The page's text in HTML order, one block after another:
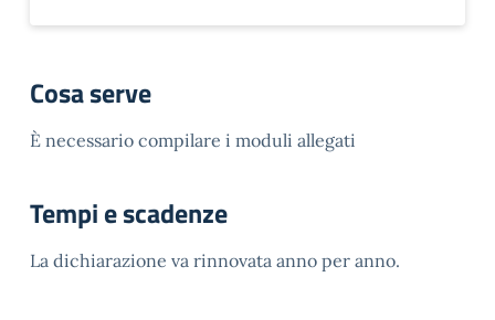
Cosa serve
È necessario compilare i moduli allegati
Tempi e scadenze
La dichiarazione va rinnovata anno per anno.